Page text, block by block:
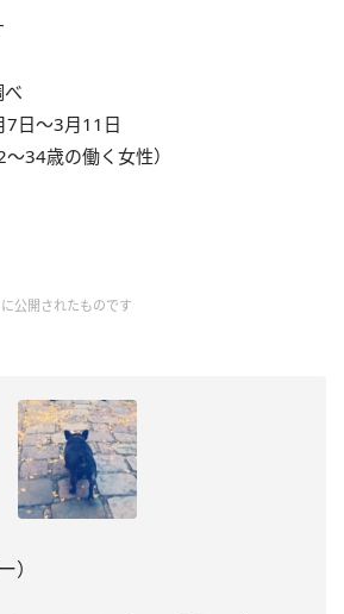
日～3月11日
34歳の働く女性）
公開されたものです
）